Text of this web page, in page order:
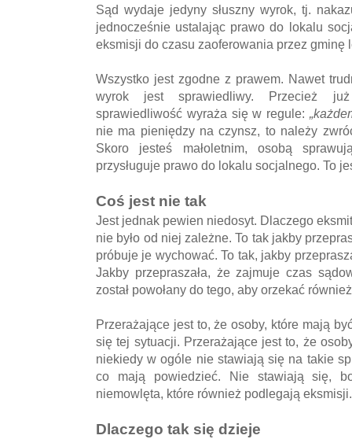
Sąd wydaje jedyny słuszny wyrok, tj.
jednocześnie ustalając prawo do lokalu
eksmisji do czasu zaoferowania przez gminę
Wszystko jest zgodne z prawem. Nawet
wyrok jest sprawiedliwy. Przecież
sprawiedliwość wyraża się w regule:
nie ma pieniędzy na czynsz, to należy
Skoro jesteś małoletnim, osobą
przysługuje prawo do lokalu socjalnego. To
Coś jest nie tak
Jest jednak pewien niedosyt. Dlaczego
nie było od niej zależne. To tak jakby
próbuje je wychować. To tak, jakby
Jakby przepraszała, że zajmuje czas
został powołany do tego, aby orzekać
Przerażające jest to, że osoby, które mają
się tej sytuacji. Przerażające jest to, że
niekiedy w ogóle nie stawiają się na takie
co mają powiedzieć. Nie stawiają się,
niemowlęta, które również podlegają eksmisji.
Dlaczego tak się dzieje